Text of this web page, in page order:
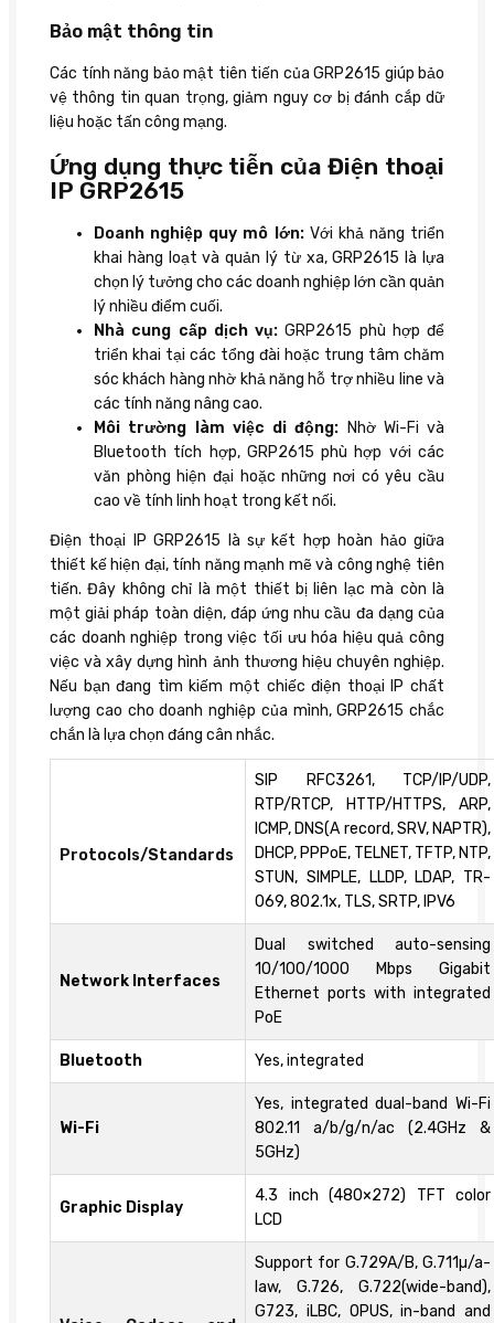
Bảo mật thông tin
Các tính năng bảo mật tiên tiến của GRP2615 giúp bảo
vệ thông tin quan trọng, giảm nguy cơ bị đánh cắp dữ
liệu hoặc tấn công mạng.
Ứng dụng thực tiễn của Điện thoại
IP GRP2615
Doanh nghiệp quy mô lớn:Với khả năng triển
khai hàng loạt và quản lý từ xa, GRP2615 là lựa
chọn lý tưởng cho các doanh nghiệp lớn cần quản
lý nhiều điểm cuối.
Nhà cung cấp dịch vụ: GRP2615 phù hợp để
triển khai tại các tổng đài hoặc trung tâm chăm
sóc khách hàng nhờ khả năng hỗ trợ nhiều line và
các tính năng nâng cao.
Môi trường làm việc di động: Nhờ Wi-Fi và
Bluetooth tích hợp, GRP2615 phù hợp với các
văn phòng hiện đại hoặc những nơi có yêu cầu
cao về tính linh hoạt trong kết nối.
Điện thoại IP GRP2615 là sự kết hợp hoàn hảo giữa
thiết kế hiện đại, tính năng mạnh mẽ và công nghệ tiên
tiến. Đây không chỉ là một thiết bị liên lạc mà còn là
một giải pháp toàn diện, đáp ứng nhu cầu đa dạng của
các doanh nghiệp trong việc tối ưu hóa hiệu quả công
việc và xây dựng hình ảnh thương hiệu chuyên nghiệp.
Nếu bạn đang tìm kiếm một chiếc điện thoại IP chất
lượng cao cho doanh nghiệp của mình, GRP2615 chắc
chắn là lựa chọn đáng cân nhắc.
Protocols/Standards
SIP RFC3261, TCP/IP/UDP,
RTP/RTCP, HTTP/HTTPS, ARP,
ICMP, DNS(A record, SRV, NAPTR),
DHCP, PPPoE, TELNET, TFTP, NTP,
STUN, SIMPLE, LLDP, LDAP, TR-
069, 802.1x, TLS, SRTP, IPV6
Network Interfaces
Dual switched auto-sensing
10/100/1000 Mbps Gigabit
Ethernet ports with integrated
PoE
Bluetooth Yes, integrated
Wi-Fi
Yes, integrated dual-band Wi-Fi
802.11 a/b/g/n/ac (2.4GHz &
5GHz)
Graphic Display
4.3 inch (480×272) TFT color
LCD
Support for G.729A/B, G.711µ/a-
law, G.726, G.722(wide-band),
G723, iLBC, OPUS, in-band and